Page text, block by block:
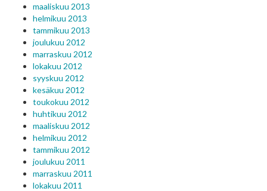
maaliskuu 2013
helmikuu 2013
tammikuu 2013
joulukuu 2012
marraskuu 2012
lokakuu 2012
syyskuu 2012
kesäkuu 2012
toukokuu 2012
huhtikuu 2012
maaliskuu 2012
helmikuu 2012
tammikuu 2012
joulukuu 2011
marraskuu 2011
lokakuu 2011